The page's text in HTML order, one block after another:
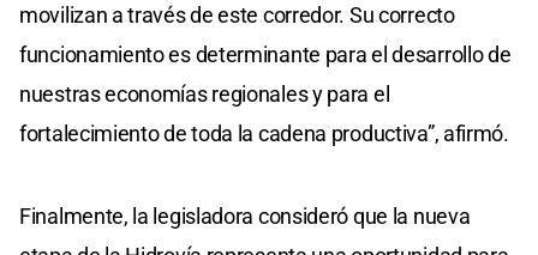
movilizan a través de este corredor. Su correcto
funcionamiento es determinante para el desarrollo de
nuestras economías regionales y para el
fortalecimiento de toda la cadena productiva”, afirmó.
Finalmente, la legisladora consideró que la nueva